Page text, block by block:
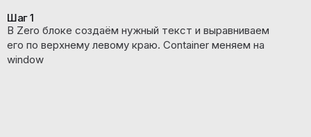
Шаг 1
В Zero блоке создаём нужный текст и выравниваем
его по верхнему левому краю. Container меняем на
window